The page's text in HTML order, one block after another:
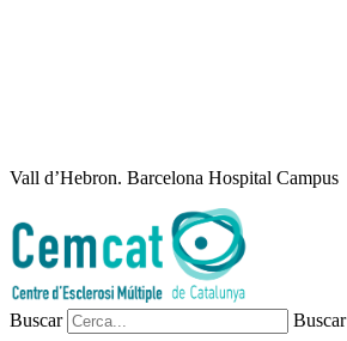
Vall d’Hebron. Barcelona Hospital Campus
Buscar Buscar